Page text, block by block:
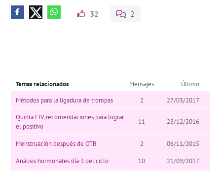
32 2
Temas relacionados Mensajes
Último
Métodos para la ligadura de trompas
2
27/03/2017
Quinta FIV, recomendaciones para lograr
el positivo
11 28/12/2016
Menstruación después de OTB 2 06/11/2015
Análisis hormonales día 3 del ciclo 10 21/09/2017